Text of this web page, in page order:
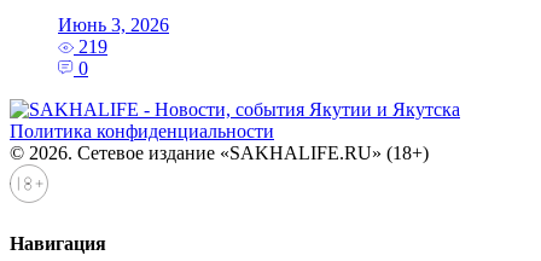
Июнь 3, 2026
219
0
Политика конфиденциальности
© 2026. Сетевое издание «SAKHALIFE.RU» (18+)
Навигация